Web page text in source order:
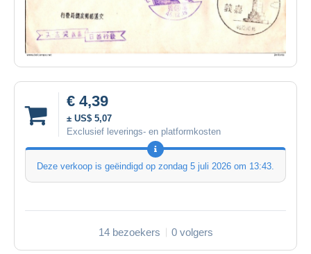
€ 4,39
± US$ 5,07
Exclusief leverings- en platformkosten
Deze verkoop is geëindigd op zondag 5 juli 2026 om 13:43.
14 bezoekers 0 volgers